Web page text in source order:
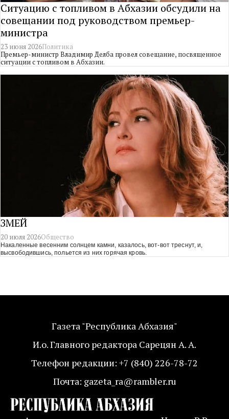
Ситуацию с топливом в Абхазии обсудили на
совещании под руководством премьер-
министра
23 июня 2026Политика
Премьер-министр Владимир Делба провел совещание, посвященное
ситуации с топливом в Абхазии.
ЗМЕЙ
20 июля 2026Общество
Накаленные весенним солнцем камни, казалось, вот-вот треснут, и,
высвободившись, польется из них горячая кровь.
Газета "Республика Абхазия"
И.о. Главного редактора Сарецян А. А.
Телефон редакции: +7 (840) 226-78-72
Почта: gazeta_ra@rambler.ru